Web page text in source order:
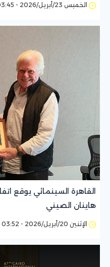
الخميس 23/أبريل/2026 - 03:45 م
القاهرة السينمائي يوقع
هاينان الصيني
الإثنين 20/أبريل/2026 - 03:52 م